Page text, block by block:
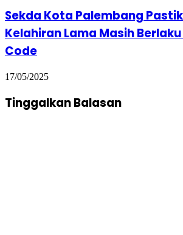
Sekda Kota Palembang
Kelahiran Lama Masih Berlaku
Code
17/05/2025
Tinggalkan Balasan